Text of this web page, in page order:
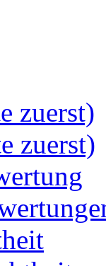
zuerst)
zuerst)